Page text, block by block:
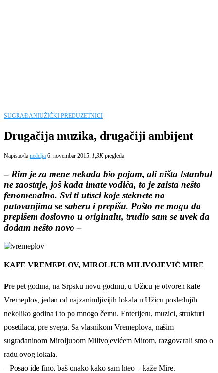
SUGRAĐANIUŽIČKI PREDUZETNICI
Drugačija muzika, drugačiji ambijent
Napisao/la nedelja 6. novembar 2015. 1,3Kpregleda
– Rim je za mene nekada bio pojam, ali ništa Istanbul
ne zaostaje, još kada imate vodiča, to je zaista nešto
fenomenalno. Svi ti utisci koje steknete na
putovanjima se saberu i prepišu. Pošto ne mogu da
prepišem doslovno u originalu, trudio sam se uvek da
dodam nešto novo –
KAFE VREMEPLOV, MIROLJUB MILIVOJEVIĆ MIRE
Pre pet godina, na Srpsku novu godinu, u Užicu je otvoren kafe
Vremeplov, jedan od najzanimljivijih lokala u Užicu poslednjih
nekoliko godina i to po mnogo čemu. Enterijeru, muzici, strukturi
posetilaca, pre svega. Sa vlasnikom Vremeplova, našim
sugrađaninom Miroljubom Milivojevićem Mirom, razgovarali smo o
radu ovog lokala.
– Posao ide fino, baš onako kako sam hteo – kaže Mire.